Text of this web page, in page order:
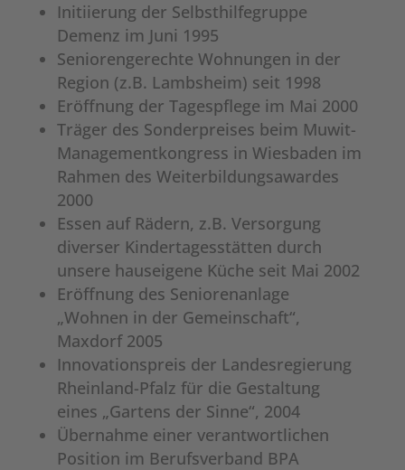
Initiierung der Selbsthilfegruppe
Demenz im Juni 1995
Seniorengerechte Wohnungen in der
Region (z.B. Lambsheim) seit 1998
Eröffnung der Tagespflege im Mai 2000
Träger des Sonderpreises beim Muwit-
Managementkongress in Wiesbaden im
Rahmen des Weiterbildungsawardes
2000
Essen auf Rädern, z.B. Versorgung
diverser Kindertagesstätten durch
unsere hauseigene Küche seit Mai 2002
Eröffnung des Seniorenanlage
„Wohnen in der Gemeinschaft“,
Maxdorf 2005
Innovationspreis der Landesregierung
Rheinland-Pfalz für die Gestaltung
eines „Gartens der Sinne“, 2004
Übernahme einer verantwortlichen
Position im Berufsverband BPA